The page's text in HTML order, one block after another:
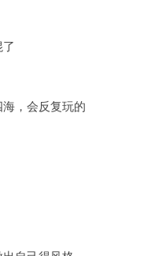
，会反复玩的